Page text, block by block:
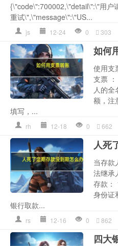
{\"code\":700002,\"detail\":\"用户
重试\",\"message\":\"US...
js 12-24 0 303
如何
使用支
支票
人的全
额，注
填写，...
rh 12-18 0 662
人死
当存款
法继承
存款：
身份证
银行取款...
rs 12-16 0 862
四大